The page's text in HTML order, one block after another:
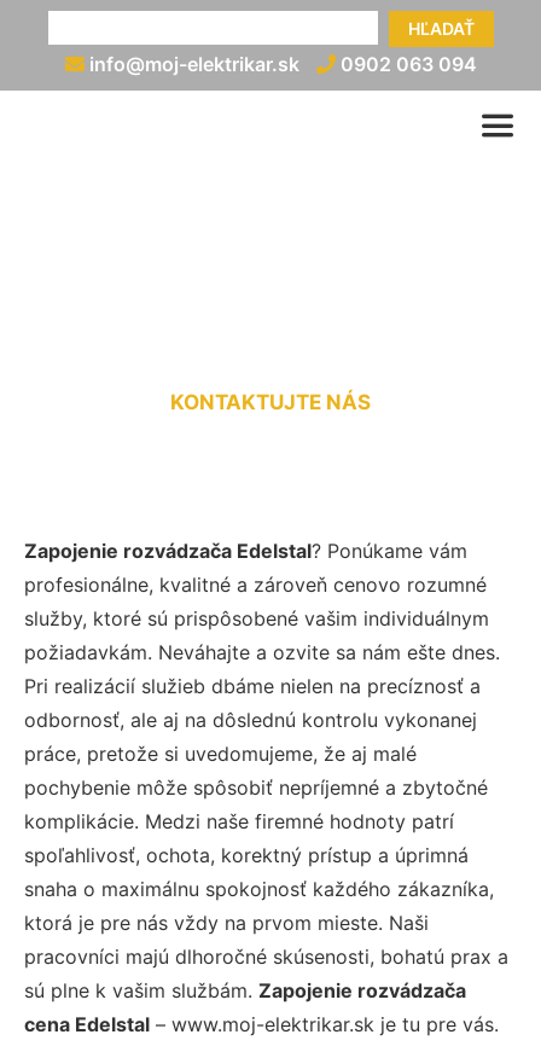
HĽADAŤ
info@moj-elektrikar.sk 0902 063 094
KONTAKTUJTE NÁS
Zapojenie rozvádzača Edelstal? Ponúkame vám
profesionálne, kvalitné a zároveň cenovo rozumné
služby, ktoré sú prispôsobené vašim individuálnym
požiadavkám. Neváhajte a ozvite sa nám ešte dnes.
Pri realizácií služieb dbáme nielen na precíznosť a
odbornosť, ale aj na dôslednú kontrolu vykonanej
práce, pretože si uvedomujeme, že aj malé
pochybenie môže spôsobiť nepríjemné a zbytočné
komplikácie. Medzi naše firemné hodnoty patrí
spoľahlivosť, ochota, korektný prístup a úprimná
snaha o maximálnu spokojnosť každého zákazníka,
ktorá je pre nás vždy na prvom mieste. Naši
pracovníci majú dlhoročné skúsenosti, bohatú prax a
sú plne k vašim službám. Zapojenie rozvádzača
cena Edelstal – www.moj-elektrikar.sk je tu pre vás.